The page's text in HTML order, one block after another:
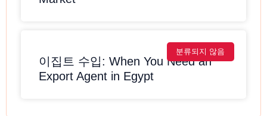
분류되지 않음
이집트 수입: When You Need an
Export Agent in Egypt